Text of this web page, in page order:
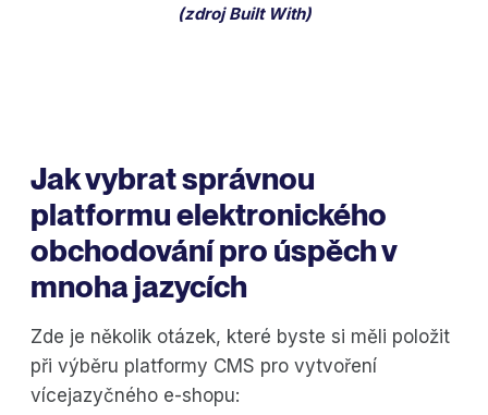
(zdrojBuilt With)
Jak vybrat správnou
platformu elektronického
obchodování pro úspěch v
mnoha jazycích
Zde je několik otázek, které byste si měli položit
při výběru platformy CMS pro vytvoření
vícejazyčného e-shopu: